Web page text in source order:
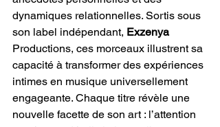
dynamiques relationnelles. Sortis sous
son label indépendant, Exzenya
Productions, ces morceaux illustrent sa
capacité à transformer des expériences
intimes en musique universellement
engageante. Chaque titre révèle une
nouvelle facette de son art : l’attention